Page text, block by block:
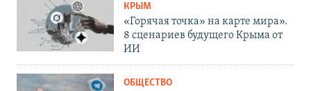
КРЫМ
«Горячая точка» на карте мира».
8 сценариев будущего Крыма от
ИИ
ОБЩЕСТВО